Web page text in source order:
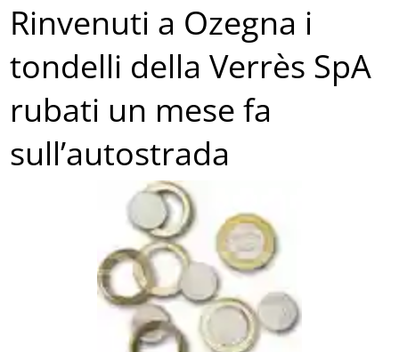
Rinvenuti a Ozegna i
tondelli della Verrès SpA
rubati un mese fa
sull’autostrada